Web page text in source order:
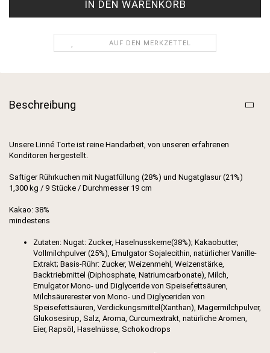
AUF DEN MERKZETTEL
Beschreibung
Unsere Linné Torte ist reine Handarbeit, von unseren erfahrenen
Konditoren hergestellt.
Saftiger Rührkuchen mit Nugatfüllung (28%) und Nugatglasur (21%)
1,300 kg / 9 Stücke / Durchmesser 19 cm
Kakao: 38%
mindestens
Zutaten: Nugat: Zucker, Haselnusskerne(38%); Kakaobutter,
Vollmilchpulver (25%), Emulgator Sojalecithin, natürlicher Vanille-
Extrakt; Basis-Rühr: Zucker, Weizenmehl, Weizenstärke,
Backtriebmittel (Diphosphate, Natriumcarbonate), Milch,
Emulgator Mono- und Diglyceride von Speisefettsäuren,
Milchsäurerester von Mono- und Diglyceriden von
Speisefettsäuren, Verdickungsmittel(Xanthan), Magermilchpulver,
Glukosesirup, Salz, Aroma, Curcumextrakt, natürliche Aromen,
Eier, Rapsöl, Haselnüsse, Schokodrops